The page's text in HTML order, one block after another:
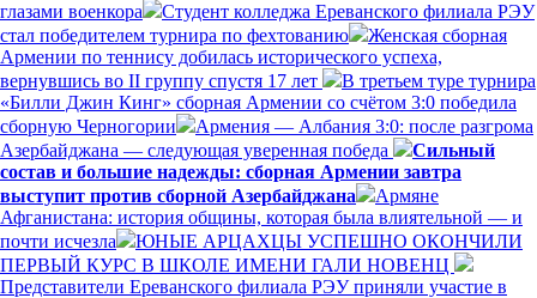
глазами военкора
Студент колледжа Ереванского филиала РЭУ
стал победителем турнира по фехтованию
Женская сборная
Армении по теннису добилась исторического успеха,
вернувшись во II группу спустя 17 лет
В третьем туре турнира
«Билли Джин Кинг» сборная Армении со счётом 3:0 победила
сборную Черногории
Армения — Албания 3:0: после разгрома
Азербайджана — следующая уверенная победа
Сильный
состав и большие надежды: сборная Армении завтра
выступит против сборной Азербайджана
Армяне
Афганистана: история общины, которая была влиятельной — и
почти исчезла
ЮНЫЕ АРЦАХЦЫ УСПЕШНО ОКОНЧИЛИ
ПЕРВЫЙ КУРС В ШКОЛЕ ИМЕНИ ГАЛИ НОВЕНЦ
Представители Ереванского филиала РЭУ приняли участие в